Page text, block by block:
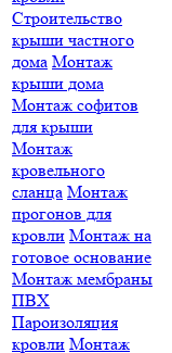
Строительство
крыши частного
дома Монтаж
крыши дома
Монтаж софитов
для крыши
Монтаж
кровельного
сланца Монтаж
прогонов для
кровли Монтаж на
готовое основание
Монтаж мембраны
ПВХ
Пароизоляция
кровли Монтаж